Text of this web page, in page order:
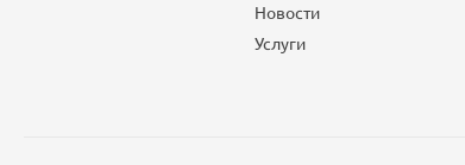
Новости
Услуги